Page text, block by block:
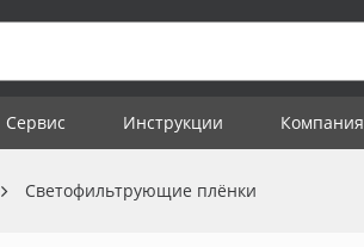
Сервис Инструкции Компания
Светофильтрующие плёнки